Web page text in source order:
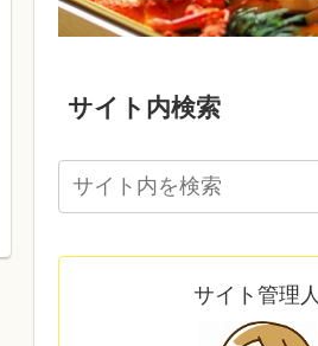
サイト内検索
サイト管理人